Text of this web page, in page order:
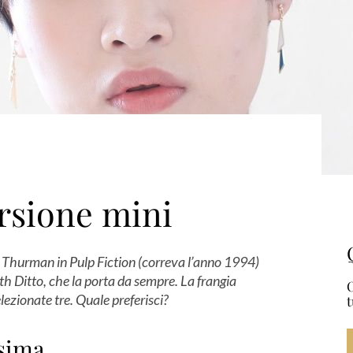
mini
in Pulp Fiction (correva l’anno 1994)
Ditto, che la porta da sempre. La frangia
tre. Quale preferisci?